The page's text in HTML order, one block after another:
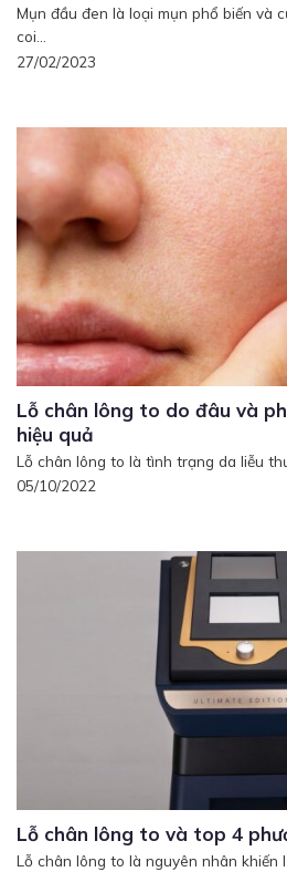
Mụn đầu đen là loại mụn phổ biến và
coi...
27/02/2023
Lỗ chân lông to do đâu và
hiệu quả
Lỗ chân lông to là tình trạng da liễu
05/10/2022
Lỗ chân lông to và top 4
Lỗ chân lông to là nguyên nhân khiến